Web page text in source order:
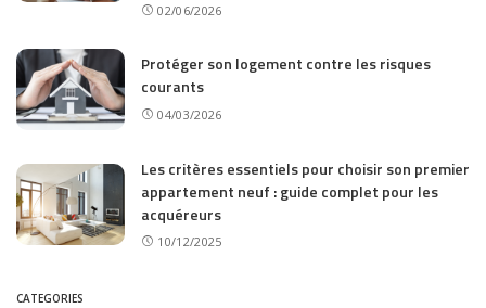
02/06/2026
Protéger son logement contre les risques
courants
04/03/2026
Les critères essentiels pour choisir son premier
appartement neuf : guide complet pour les
acquéreurs
10/12/2025
CATEGORIES